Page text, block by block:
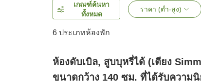
เกณฑ์ค้นหา
ทั้งหมด
ราคา (ต่ำ-สูง)
6 ประเภทห้องพัก
ห้องดับเบิล, สูบบุหรี่ได้ (เตียง
ขนาดกว้าง 140 ซม. ที่ได้รับความ